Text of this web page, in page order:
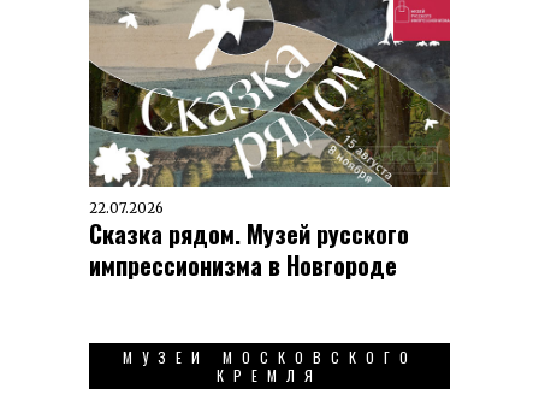
22.07.2026
Сказка рядом. Музей русского
импрессионизма в Новгороде
МУЗЕИ МОСКОВСКОГО
КРЕМЛЯ